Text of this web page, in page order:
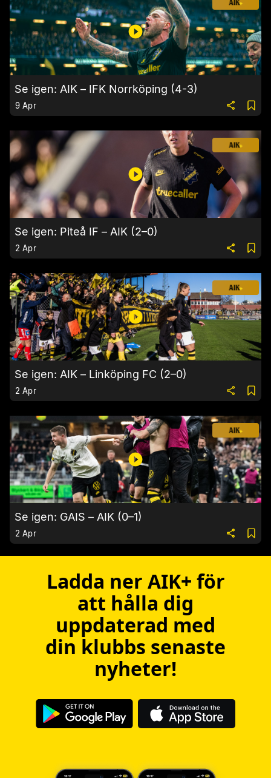
Se igen: AIK – IFK Norrköping (4-3)
9 Apr
Se igen: Piteå IF – AIK (2–0)
2 Apr
Se igen: AIK – Linköping FC (2–0)
2 Apr
Se igen: GAIS – AIK (0–1)
2 Apr
Ladda ner AIK+ för
att hålla dig
uppdaterad med
din klubbs senaste
nyheter!